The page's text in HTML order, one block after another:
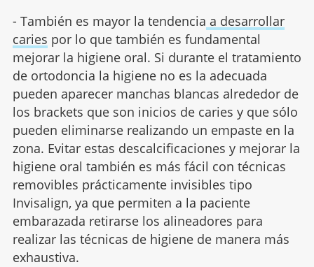
- También es mayor la tendencia a desarrollar
caries por lo que también es fundamental
mejorar la higiene oral. Si durante el tratamiento
de ortodoncia la higiene no es la adecuada
pueden aparecer manchas blancas alrededor de
los brackets que son inicios de caries y que sólo
pueden eliminarse realizando un empaste en la
zona. Evitar estas descalcificaciones y mejorar la
higiene oral también es más fácil con técnicas
removibles prácticamente invisibles tipo
Invisalign, ya que permiten a la paciente
embarazada retirarse los alineadores para
realizar las técnicas de higiene de manera más
exhaustiva.